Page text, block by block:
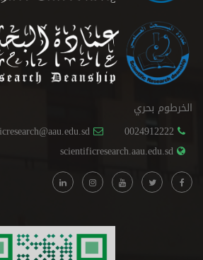
الخرطوم بحري
0024912222
scientificresearch.aau.edu.sd